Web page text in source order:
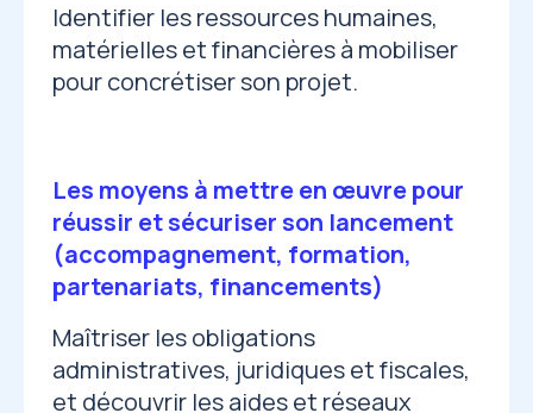
Identifier les ressources humaines,
matérielles et financières à mobiliser
pour concrétiser son projet.
Les moyens à mettre en œuvre pour
réussir et sécuriser son lancement
(accompagnement, formation,
partenariats, financements)
Maîtriser les obligations
administratives, juridiques et fiscales,
et découvrir les aides et réseaux